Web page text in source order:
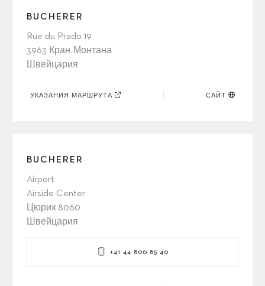
BUCHERER
Rue du Prado 19
3963 Кран-Монтана
Швейцария
УКАЗАНИЯ МАРШРУТА САЙТ
BUCHERER
Airport
Airside Center
Цюрих 8060
Швейцария
+41 44 800 85 40